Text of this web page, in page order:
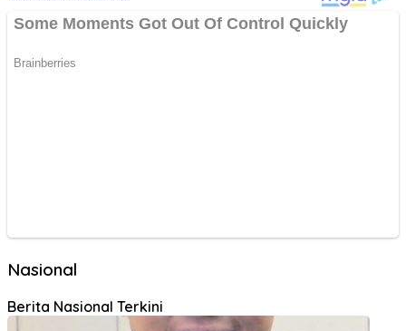
Nasional
Berita Nasional Terkini